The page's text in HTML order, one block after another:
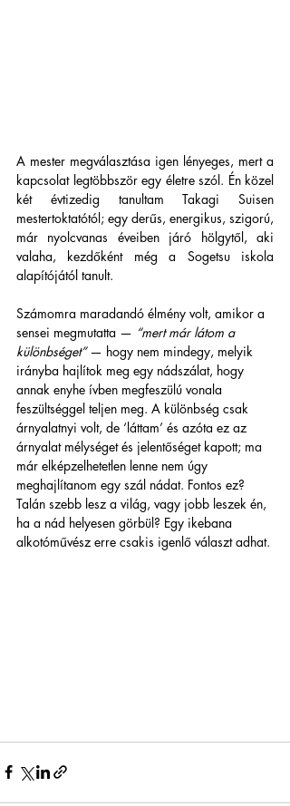
A mester megválasztása igen lényeges, mert a
kapcsolat legtöbbször egy életre szól. Én közel
két évtizedig tanultam Takagi Suisen
mestertoktatótól; egy derűs, energikus, szigorú,
már nyolcvanas éveiben járó hölgytől, aki
valaha, kezdőként még a Sogetsu iskola
alapítójától tanult.
Számomra maradandó élmény volt, amikor a
sensei megmutatta — “mert már látom a
különbséget” — hogy nem mindegy, melyik
irányba hajlítok meg egy nádszálat, hogy
annak enyhe ívben megfeszülú vonala
feszültséggel teljen meg. A különbség csak
árnyalatnyi volt, de ‘láttam’ és azóta ez az
árnyalat mélységet és jelentőséget kapott; ma
már elképzelhetetlen lenne nem úgy
meghajlítanom egy szál nádat. Fontos ez?
Talán szebb lesz a világ, vagy jobb leszek én,
ha a nád helyesen görbül? Egy ikebana
alkotóművész erre csakis igenlő választ adhat.